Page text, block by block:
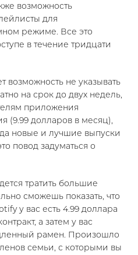
возможность
для
режиме. Все это
в течение тридцати
возможность не указывать
на срок до двух недель,
приложения
(9.99 долларов в месяц),
новые и лучшие выпуски
повод задуматься о
тратить большие
сможешь показать, что
у вас есть 4.99 доллара
а затем у вас
рамен. Произошло
семьи, с которыми вы